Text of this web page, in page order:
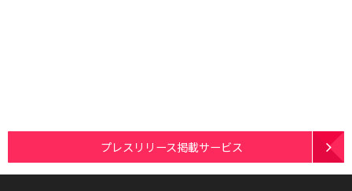
プレスリリース掲載サービス